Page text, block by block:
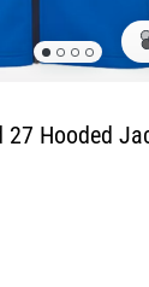
27 Hooded